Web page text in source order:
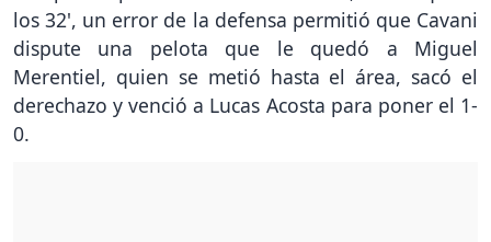
los 32', un error de la defensa permitió que Cavani
dispute una pelota que le quedó a Miguel
Merentiel, quien se metió hasta el área, sacó el
derechazo y venció a Lucas Acosta para poner el 1-
0.